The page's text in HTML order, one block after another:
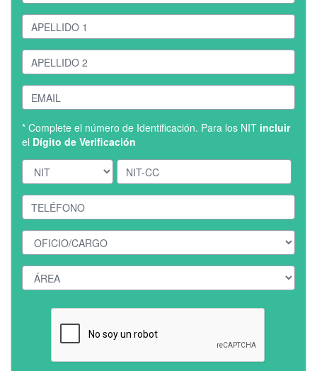
* Complete el número de Identificación. Para los NIT incluir
el Dígito de Verificación